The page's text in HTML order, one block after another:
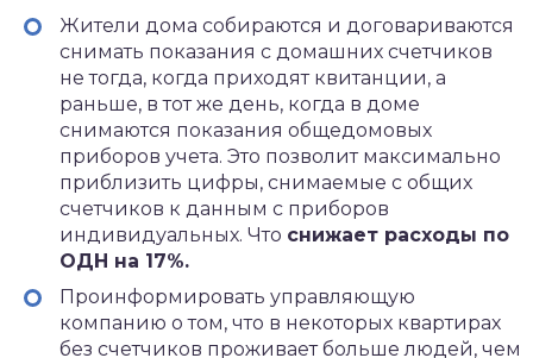
Жители дома собираются и договариваются
снимать показания с домашних счетчиков
не тогда, когда приходят квитанции, а
раньше, в тот же день, когда в доме
снимаются показания общедомовых
приборов учета. Это позволит максимально
приблизить цифры, снимаемые с общих
счетчиков к данным с приборов
индивидуальных. Что снижает расходы по
ОДН на 17%.
Проинформировать управляющую
компанию о том, что в некоторых квартирах
без счетчиков проживает больше людей, чем